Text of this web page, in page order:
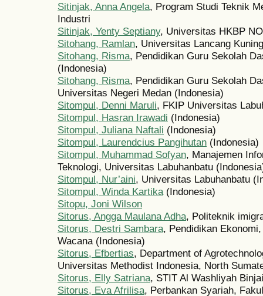
Sitinjak, Anna Angela, Program Studi Teknik
Industri
Sitinjak, Yenty Septiany, Universitas HKBP
Sitohang, Ramlan, Universitas Lancang Kuning
Sitohang, Risma, Pendidikan Guru Sekolah
(Indonesia)
Sitohang, Risma, Pendidikan Guru Sekolah
Universitas Negeri Medan (Indonesia)
Sitompul, Denni Maruli, FKIP Universitas
Sitompul, Hasran Irawadi (Indonesia)
Sitompul, Juliana Naftali (Indonesia)
Sitompul, Laurendcius Pangihutan (Indonesia)
Sitompul, Muhammad Sofyan, Manajemen
Teknologi, Universitas Labuhanbatu
Sitompul, Nur’aini, Universitas Labuhanbatu
Sitompul, Winda Kartika(Indonesia)
Sitopu, Joni Wilson
Sitorus, Angga Maulana Adha, Politeknik
Sitorus, Destri Sambara, Pendidikan
Wacana (Indonesia)
Sitorus, Efbertias, Department of
Universitas Methodist Indonesia, North
Sitorus, Elly Satriana, STIT Al Washliyah Binjai
Sitorus, Eva Afrilisa, Perbankan Syariah,